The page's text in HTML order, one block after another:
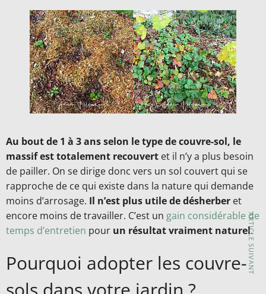
Au bout de 1 à 3 ans selon le type de couvre-sol, le
massif est totalement recouvert et il n’y a plus besoin
de pailler. On se dirige donc vers un sol couvert qui se
rapproche de ce qui existe dans la nature qui demande
moins d’arrosage. Il n’est plus utile de désherber et
encore moins de travailler. C’est un gain considérable de
temps d’entretien pour un résultat vraiment naturel.
Pourquoi adopter les couvre-ARTICLE SUIVANT